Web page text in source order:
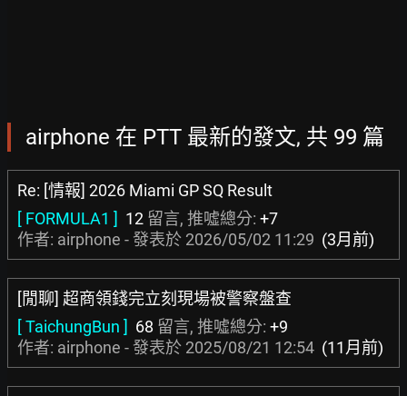
airphone 在 PTT 最新的發文, 共 99 篇
Re: [情報] 2026 Miami GP SQ Result
[ FORMULA1 ] 12 留言, 推噓總分: +7
作者: airphone - 發表於 2026/05/02 11:29 (3月前)
[閒聊] 超商領錢完立刻現場被警察盤查
[ TaichungBun ] 68 留言, 推噓總分: +9
作者: airphone - 發表於 2025/08/21 12:54 (11月前)